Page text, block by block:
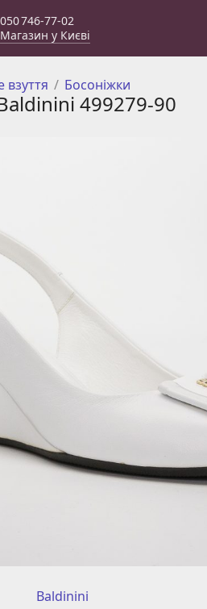
050 746-77-02
Магазин у Києві
взуття Босоніжки
499279-90
Baldinini